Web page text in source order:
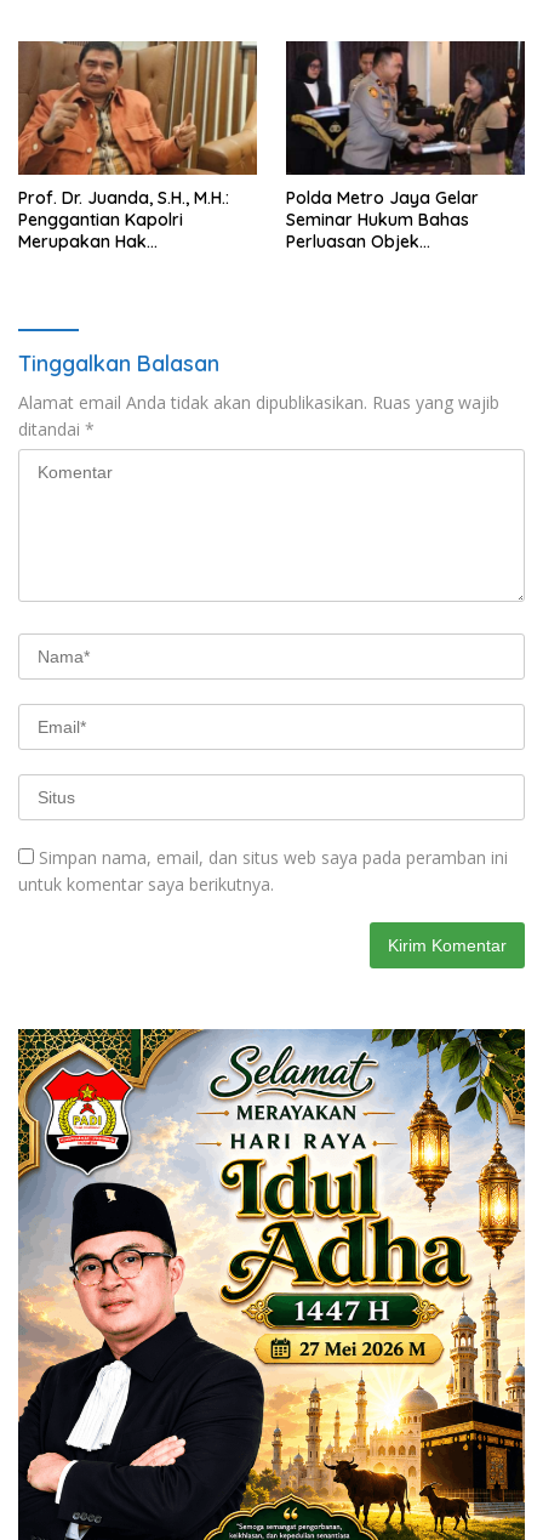
Prof. Dr. Juanda, S.H., M.H.:
Penggantian Kapolri
Merupakan Hak
Polda Metro Jaya Gelar
Seminar Hukum Bahas
Perluasan Objek
Tinggalkan Balasan
Alamat email Anda tidak akan dipublikasikan. Ruas yang wajib
ditandai *
Simpan nama, email, dan situs web saya pada peramban ini
untuk komentar saya berikutnya.